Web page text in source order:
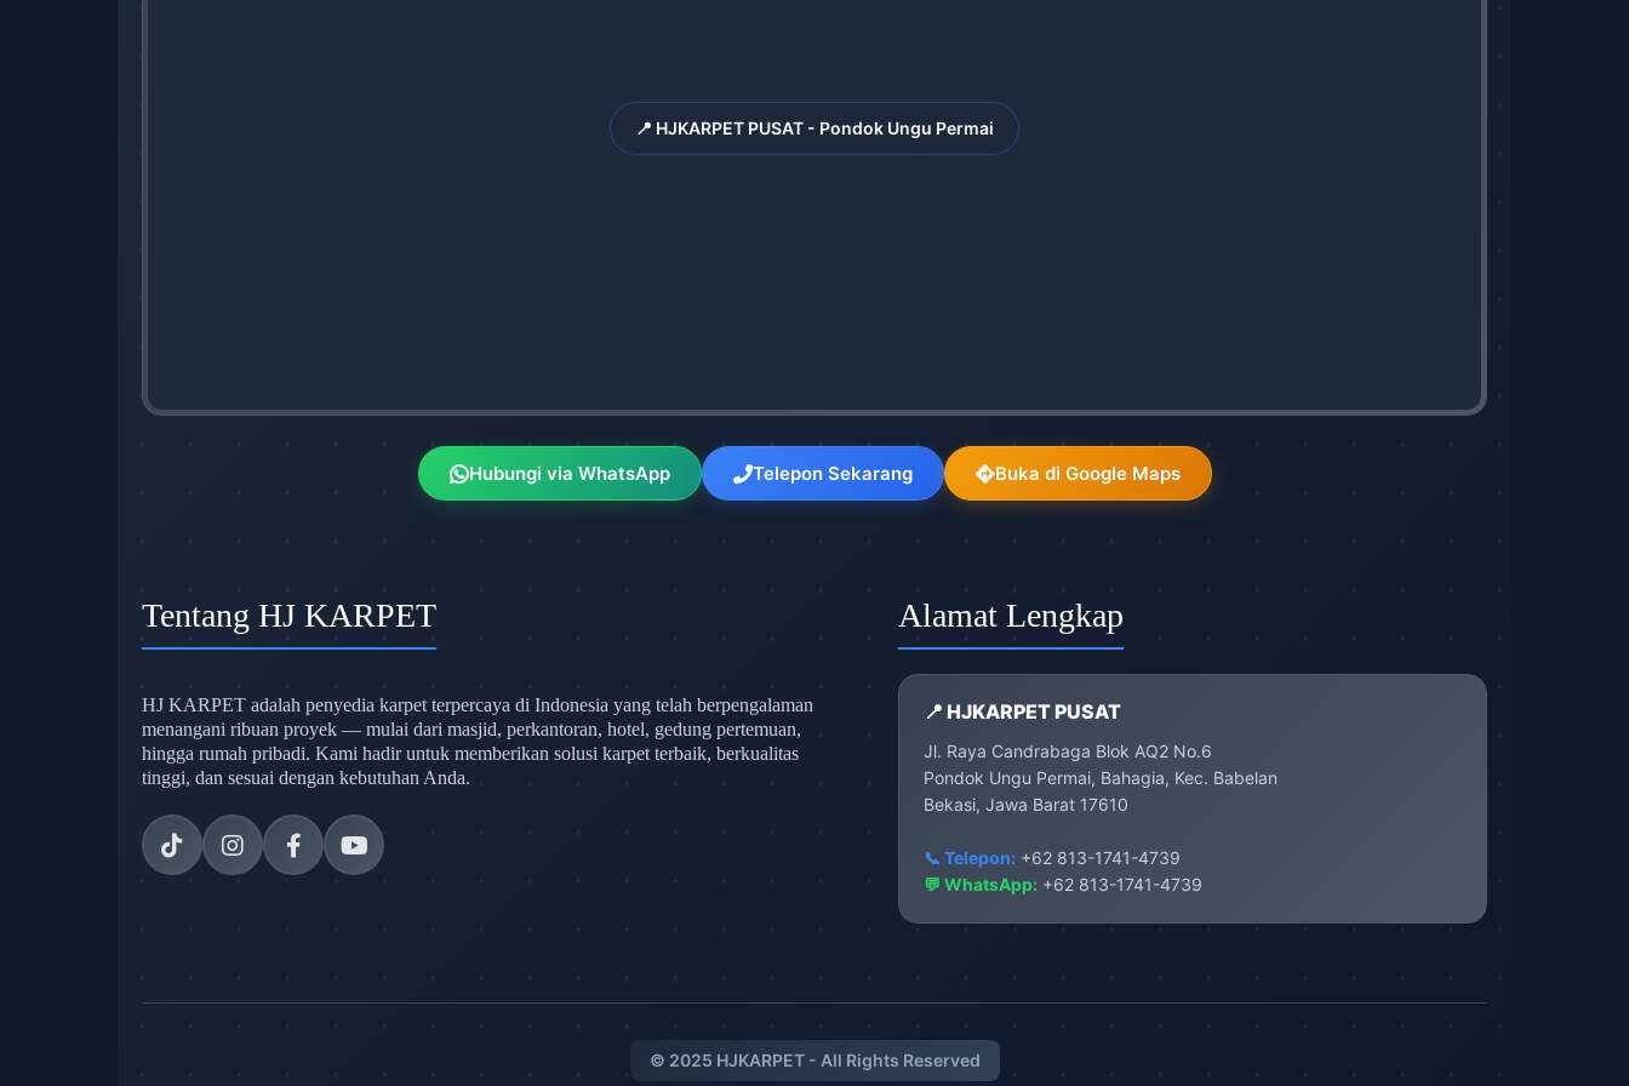
📍 HJKARPET PUSAT - Pondok Ungu Permai
Hubungi via WhatsApp Telepon Sekarang Buka di Google Maps
Tentang HJ KARPET
HJ KARPET adalah penyedia karpet terpercaya di Indonesia yang telah berpengalaman
menangani ribuan proyek — mulai dari masjid, perkantoran, hotel, gedung pertemuan,
hingga rumah pribadi. Kami hadir untuk memberikan solusi karpet terbaik, berkualitas
tinggi, dan sesuai dengan kebutuhan Anda.
Alamat Lengkap
📍 HJKARPET PUSAT
Jl. Raya Candrabaga Blok AQ2 No.6
Pondok Ungu Permai, Bahagia, Kec. Babelan
Bekasi, Jawa Barat 17610
📞 Telepon:+62 813-1741-4739
💬 WhatsApp: +62 813-1741-4739
© 2025 HJKARPET - All Rights Reserved